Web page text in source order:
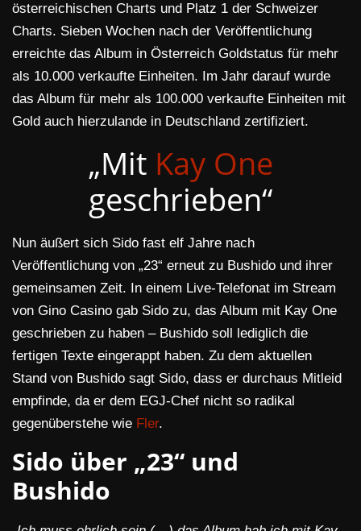
österreichischen Charts und Platz 1 der Schweizer
Charts. Sieben Wochen nach der Veröffentlichung
erreichte das Album in Österreich Goldstatus für mehr
als 10.000 verkaufte Einheiten. Im Jahr darauf wurde
das Album für mehr als 100.000 verkaufte Einheiten mit
Gold auch hierzulande in Deutschland zertifiziert.
„Mit Kay One
geschrieben“
Nun äußert sich Sido fast elf Jahre nach
Veröffentlichung von „23“ erneut zu Bushido und ihrer
gemeinsamen Zeit. In einem Live-Telefonat im Stream
von Gino Casino gab Sido zu, das Album mit Kay One
geschrieben zu haben – Bushido soll lediglich die
fertigen Texte eingerappt haben. Zu dem aktuellen
Stand von Bushido sagt Sido, dass er durchaus Mitleid
empfinde, da er dem EGJ-Chef nicht so radikal
gegenüberstehe wie Fler.
Sido über „23“ und
Bushido